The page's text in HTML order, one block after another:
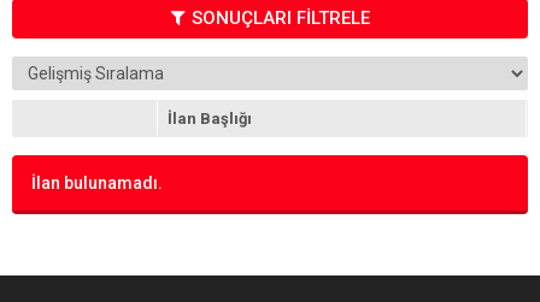
SONUÇLARI FİLTRELE
İlan Başlığı
İlan bulunamadı.